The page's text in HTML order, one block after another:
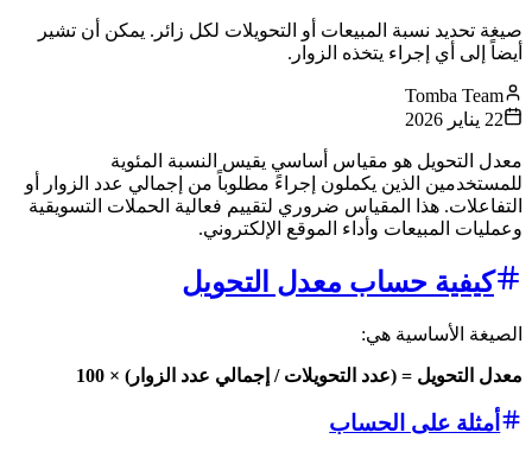
صيغة تحديد نسبة المبيعات أو التحويلات لكل زائر. يمكن أن تشير
أيضاً إلى أي إجراء يتخذه الزوار.
Tomba Team
22 يناير 2026
معدل التحويل هو مقياس أساسي يقيس النسبة المئوية
للمستخدمين الذين يكملون إجراءً مطلوباً من إجمالي عدد الزوار أو
التفاعلات. هذا المقياس ضروري لتقييم فعالية الحملات التسويقية
وعمليات المبيعات وأداء الموقع الإلكتروني.
كيفية حساب معدل التحويل
الصيغة الأساسية هي:
معدل التحويل = (عدد التحويلات / إجمالي عدد الزوار) × 100
أمثلة على الحساب